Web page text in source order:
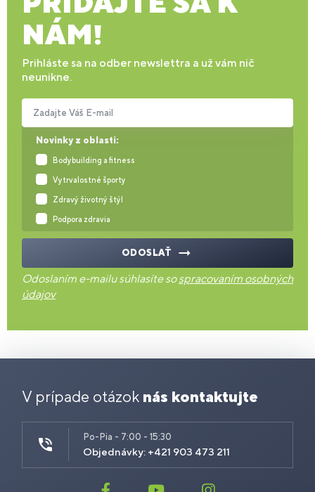
NÁM!
Prihláste sa na odber newslettra a už vám nič
neunikne.
Novinky z oblasti:
Bodybuilding a fitness
Vytrvalostné športy
Zdravý životný štýl
Podpora zdravia
Zadajte Váš E-mail
ODOSLAŤ
Odoslaním e-mailu súhlasíte sospracovaním osobných
údajov
V prípade otázok nás kontaktujte
Po-Pia - 7:00 - 15:30
Objednávky: +421 903 473 211